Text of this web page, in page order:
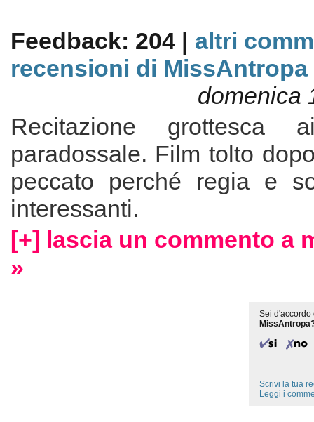
Feedback: 204 | altri
recensioni di MissAntropa
domenica
Recitazione
paradossale. Film tolto
peccato perché regia e
interessanti.
[+] lascia un commento a
»
Sei d'accordo
Scrivi la tua
Leggi i